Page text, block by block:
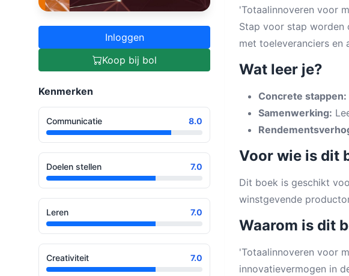
Inloggen
Koop bij bol
Kenmerken
Communicatie 8.0
Doelen stellen 7.0
Leren 7.0
Creativiteit 7.0
'Totaalinnoveren voor
Stap voor stap worden
met toeleveranciers en
Wat leer je?
Concrete stappen:
Samenwerking:
Voor wie is dit
Dit boek is geschikt
winstgevende
Waarom is dit
'Totaalinnoveren voor
innovatievermogen in